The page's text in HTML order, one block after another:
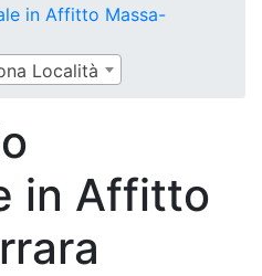
in Affitto Massa-
Località
in Affitto